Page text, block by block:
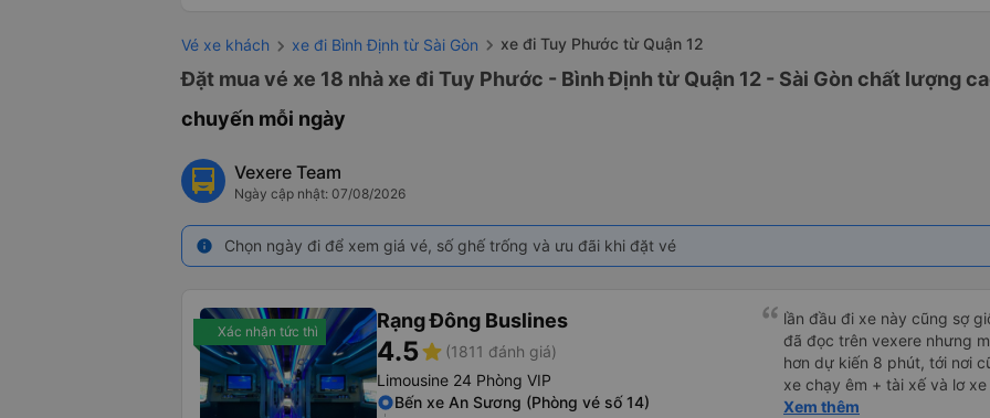
Vé xe khách xe đi Bình Định từ Sài Gòn xe đi Tuy Phước từ Quận 12
Đặt mua vé xe 18 nhà xe đi Tuy Phước - Bình Định từ Quận 12 - Sài Gòn chất lượng
chuyến mỗi ngày
Vexere Team
Ngày cập nhật: 07/08/2026
info Chọn ngày đi để xem giá vé, số ghế trống và ưu đãi khi đặt vé
Xác nhận tức thì Rạng Đông Buslines
4.5star (1811 đánh giá)
Limousine 24 Phòng VIP
Bến xe An Sương (Phòng vé số 14)
lần đầu đi xe này cũng sợ
đã đọc trên vexere nhưng
hơn dự kiến 8 phút, tới nơi
xe chạy êm + tài xế và lơ xe đều thân thiện dễ thương. thật
ra cũng kh tiếp xúc nhiều+
Xem thêm